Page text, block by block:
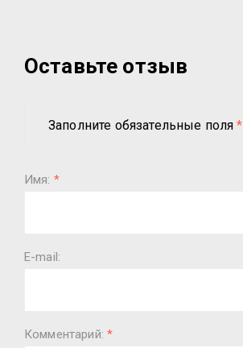
Оставьте отзыв
Заполните обязательные поля*
Имя: *
E-mail:
Комментарий:*